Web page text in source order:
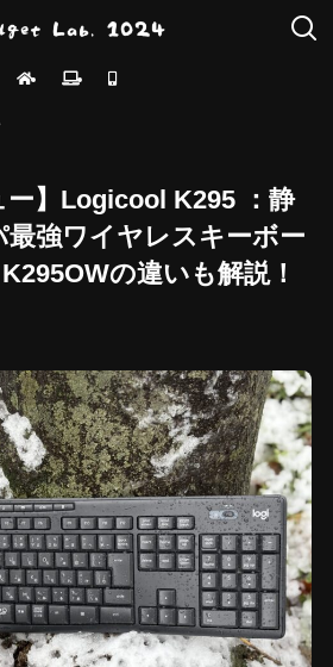
ー】Logicool K295 ：静
強ワイヤレスキーボー
の違いも解説！